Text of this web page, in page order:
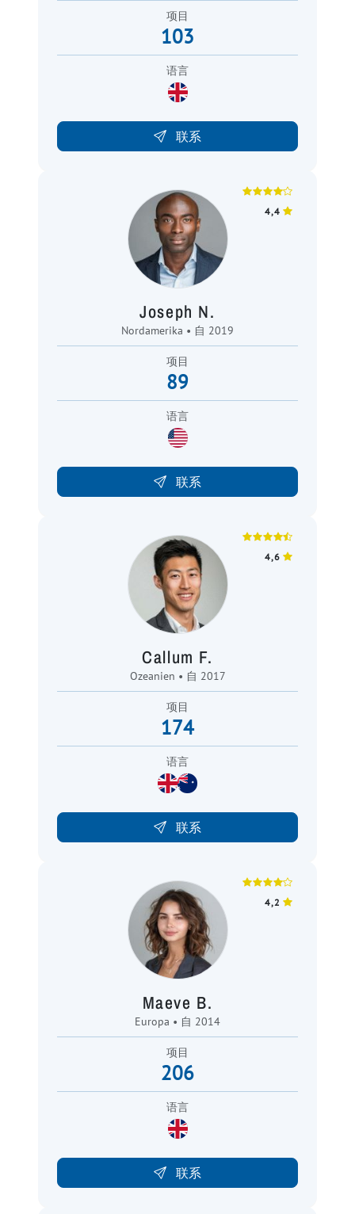
项目
103
语言
联系
4,4
Joseph N.
Nordamerika • 自 2019
项目
89
语言
联系
4,6
Callum F.
Ozeanien • 自 2017
项目
174
语言
联系
4,2
Maeve B.
Europa • 自 2014
项目
206
语言
联系